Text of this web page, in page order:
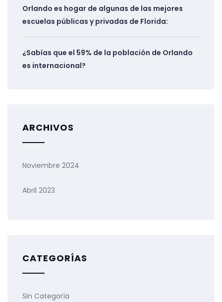
Orlando es hogar de algunas de las mejores
escuelas públicas y privadas de Florida:
¿Sabías que el 59% de la población de Orlando
es internacional?
ARCHIVOS
Noviembre 2024
Abril 2023
CATEGORÍAS
Sin Categoría